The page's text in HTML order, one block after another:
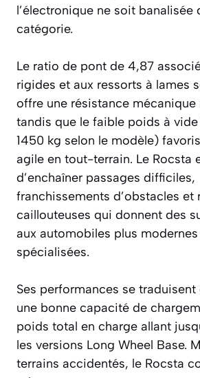
l’électronique ne soit banalisée
catégorie.
Le ratio de pont de 4,87
rigides et aux ressorts à lames
offre une résistance mécanique
tandis que le faible poids à
1450 kg selon le modèle)
agile en tout-terrain. Le Rocsta
d’enchaîner passages difficiles,
franchissements d’obstacles et
caillouteuses qui donnent des
aux automobiles plus
spécialisées.
Ses performances se
une bonne capacité de
poids total en charge allant
les versions Long Wheel Base.
terrains accidentés, le Rocsta